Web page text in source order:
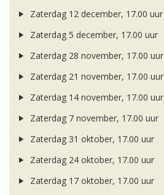
Zaterdag 12 december, 17.00 uur
Zaterdag 5 december, 17.00 uur
Zaterdag 28 november, 17.00 uur
Zaterdag 21 november, 17.00 uur
Zaterdag 14 november, 17.00 uur
Zaterdag 7 november, 17.00 uur
Zaterdag 31 oktober, 17.00 uur
Zaterdag 24 oktober, 17.00 uur
Zaterdag 17 oktober, 17.00 uur